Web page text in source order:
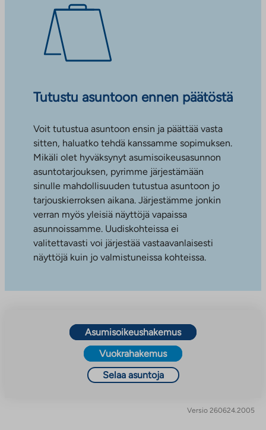
Tutustu asuntoon ennen päätöstä
Voit tutustua asuntoon ensin ja päättää vasta
sitten, haluatko tehdä kanssamme sopimuksen.
Mikäli olet hyväksynyt asumisoikeusasunnon
asuntotarjouksen, pyrimme järjestämään
sinulle mahdollisuuden tutustua asuntoon jo
tarjouskierroksen aikana. Järjestämme jonkin
verran myös yleisiä näyttöjä vapaissa
asunnoissamme. Uudiskohteissa ei
valitettavasti voi järjestää vastaavanlaisesti
näyttöjä kuin jo valmistuneissa kohteissa.
Asumisoikeushakemus
Vuokrahakemus
Selaa asuntoja
Versio 260624.2005